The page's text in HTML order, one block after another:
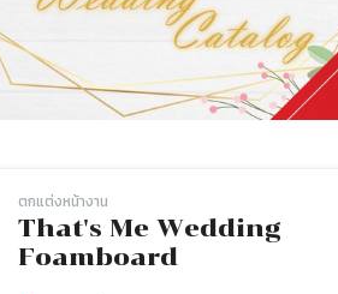
ตกแต่งหน้างาน
That's Me Wedding
Foamboard